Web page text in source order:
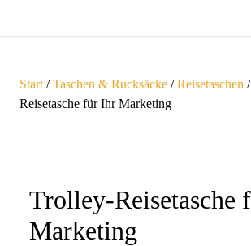
Start /Taschen & Rucksäcke /Reisetaschen
Reisetasche für Ihr Marketing
Trolley-Reisetasche
Marketing